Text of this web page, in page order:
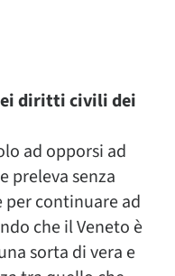
diritti civili dei
ad opporsi ad
preleva senza
continuare ad
che il Veneto è
sorta di vera e